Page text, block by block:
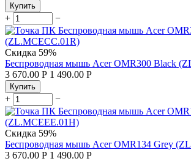
Купить
+ −
Скидка 59%
Беспроводная мышь Acer OMR300 Black
3 670.00 Р 1 490.00 Р
Купить
+ −
Скидка 59%
Беспроводная мышь Acer OMR134 Grey
3 670.00 Р 1 490.00 Р